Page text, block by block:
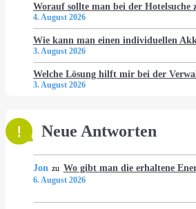
Worauf sollte man bei der
4. August 2026
Wie kann man einen individuellen
3. August 2026
Welche Lösung hilft mir bei der
3. August 2026
Neue Antworten
Jon zu Wo gibt man die erhaltene
6. August 2026